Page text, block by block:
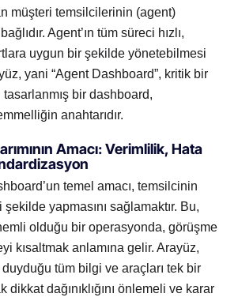
müşteri temsilcilerinin (agent)
Agent’ın tüm süreci hızlı,
uygun bir şekilde yönetebilmesi
yani “Agent Dashboard”, kritik bir
bir dashboard,
anahtarıdır.
Amacı: Verimlilik, Hata
temel amacı, temsilcinin
yapmasını sağlamaktır. Bu,
olduğu bir operasyonda, görüşme
kısaltmak anlamına gelir. Arayüz,
tüm bilgi ve araçları tek bir
dağınıklığını önlemeli ve karar